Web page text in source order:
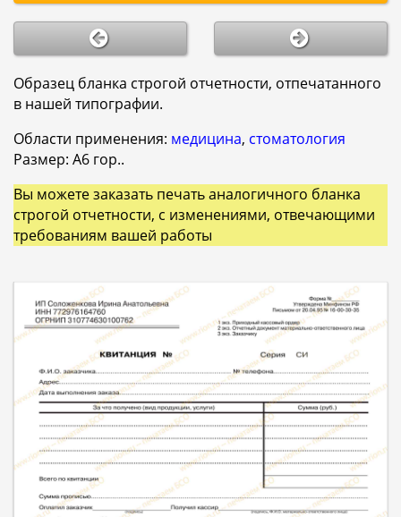
Образец бланка строгой отчетности, отпечатанного
в нашей типографии.
Области применения: медицина, стоматология
Размер: A6 гор..
Вы можете заказать печать аналогичного бланка
строгой отчетности, с изменениями, отвечающими
требованиям вашей работы